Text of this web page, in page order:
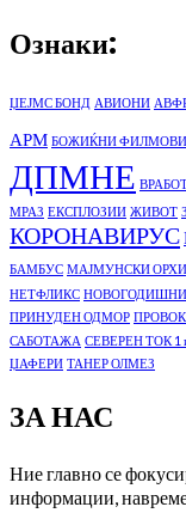
Ознаки:
ЏЕЈМС БОНД АВИОНИ
АРМ БОЖИЌНИ ФИЛМОВИ
ДПМНЕ
МРАЗ ЕКСПЛОЗИИ ЖИВОТ
КОРОНАВИРУС
БАМБУС МАЈМУНСКИ
НЕТФЛИКС
ПРИНУДЕН ОДМОР
САБОТАЖА СЕВЕРЕН ТОК 1
ЏАФЕРИ ТАНЕР ОЛМЕЗ
ЗА НАС
Ние главно се
информации,